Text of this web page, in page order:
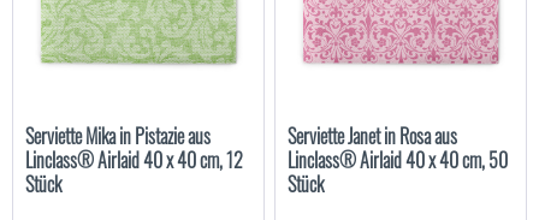
Serviette Mika in Pistazie aus
Linclass® Airlaid 40 x 40 cm, 12
Stück
Serviette Janet in Rosa aus
Linclass® Airlaid 40 x 40 cm, 50
Stück